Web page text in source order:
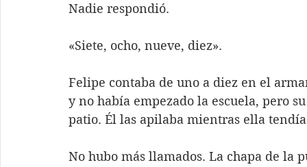
Nadie respondió.
«Siete, ocho, nueve, diez».
Felipe contaba de uno a diez en el
y no había empezado la escuela, pero
patio. Él las apilaba mientras ella
No hubo más llamados. La chapa de la